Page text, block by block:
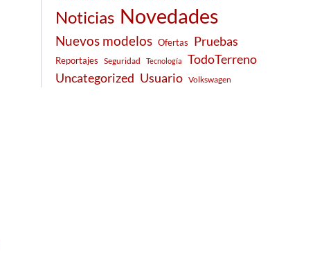
Noticias Novedades
Nuevos modelos Ofertas Pruebas
Reportajes Seguridad Tecnología
TodoTerreno
Uncategorized Usuario Volkswagen